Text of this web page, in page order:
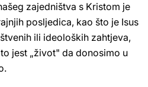
zajedništva s Kristom je
posljedica, kao što je Isus
ili ideoloških zahtjeva,
jest „život" da donosimo u